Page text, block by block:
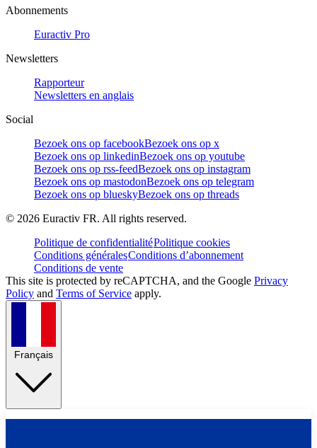
Abonnements
Euractiv Pro
Newsletters
Rapporteur
Newsletters en anglais
Social
Bezoek ons op facebookBezoek ons op x
Bezoek ons op linkedinBezoek ons op youtube
Bezoek ons op rss-feedBezoek ons op instagram
Bezoek ons op mastodonBezoek ons op telegram
Bezoek ons op blueskyBezoek ons op threads
© 2026 Euractiv FR. All rights reserved.
Politique de confidentialitéPolitique cookies
Conditions généralesConditions d’abonnement
Conditions de vente
This site is protected by reCAPTCHA, and the Google Privacy
Policy and Terms of Service apply.
Français